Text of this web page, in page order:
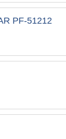
PF-51212